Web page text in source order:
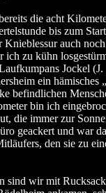
die acht
bis zum
Knieblessur auch
zu kühn
Jockel (J.
ein hämisches
befindlichen
bin ich
die immer zur
geackert und war
den sie zu
sind wir mit